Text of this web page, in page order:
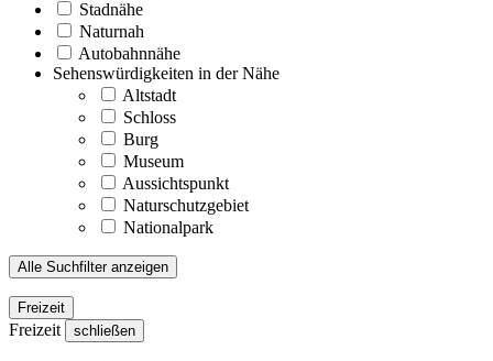
Stadnähe
Naturnah
Autobahnnähe
Sehenswürdigkeiten in der Nähe
Altstadt
Schloss
Burg
Museum
Aussichtspunkt
Naturschutzgebiet
Nationalpark
Alle Suchfilter anzeigen
Freizeit
Freizeit schließen